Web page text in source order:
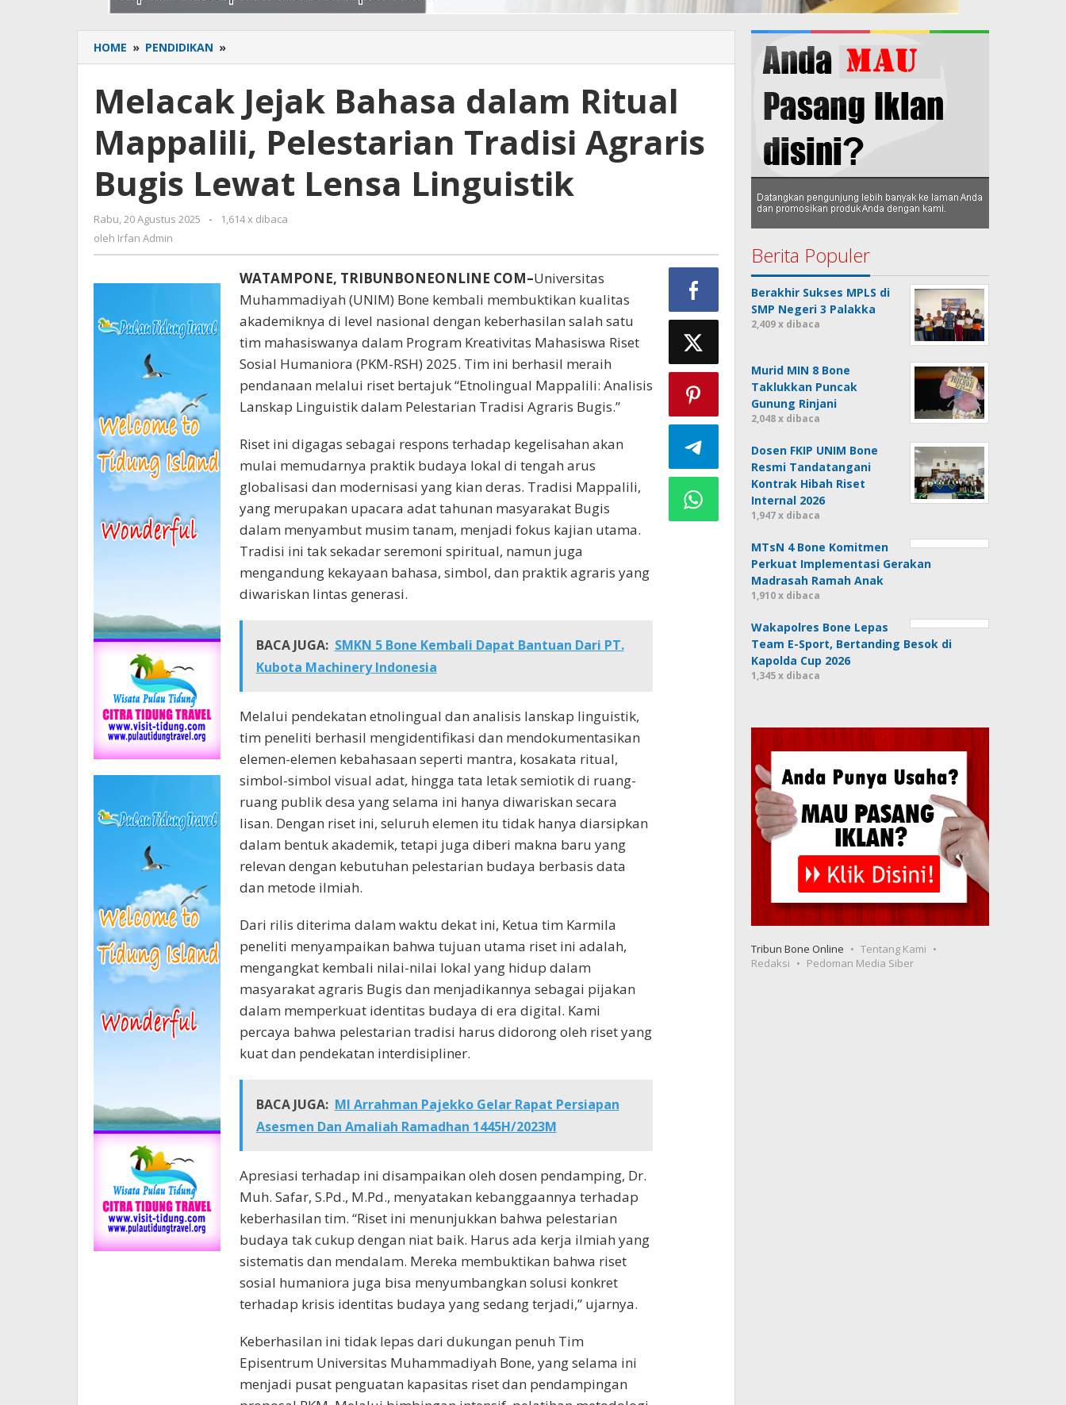
HOME » PENDIDIKAN »
Jejak
dalam
Ritual
Mappalili,
Pelestarian
Tradisi
Agraris
Bugis
Lewat
Melacak Jejak Bahasa dalam Ritual
Mappalili, Pelestarian Tradisi Agraris
Bugis Lewat Lensa Linguistik
Rabu, 20 Agustus 2025
oleh
-
1,614 x dibaca
oleh Irfan Admin
WATAMPONE, TRIBUNBONEONLINE COM–Universitas
Muhammadiyah (UNIM) Bone kembali membuktikan kualitas
akademiknya di level nasional dengan keberhasilan salah satu
tim mahasiswanya dalam Program Kreativitas Mahasiswa Riset
Sosial Humaniora (PKM-RSH) 2025. Tim ini berhasil meraih
pendanaan melalui riset bertajuk “Etnolingual Mappalili: Analisis
Lanskap Linguistik dalam Pelestarian Tradisi Agraris Bugis.”
Riset ini digagas sebagai respons terhadap kegelisahan akan
mulai memudarnya praktik budaya lokal di tengah arus
globalisasi dan modernisasi yang kian deras. Tradisi Mappalili,
yang merupakan upacara adat tahunan masyarakat Bugis
dalam menyambut musim tanam, menjadi fokus kajian utama.
Tradisi ini tak sekadar seremoni spiritual, namun juga
mengandung kekayaan bahasa, simbol, dan praktik agraris yang
diwariskan lintas generasi.
BACA JUGA: SMKN 5 Bone Kembali Dapat Bantuan Dari PT.
Kubota Machinery Indonesia
Melalui pendekatan etnolingual dan analisis lanskap linguistik,
tim peneliti berhasil mengidentifikasi dan mendokumentasikan
elemen-elemen kebahasaan seperti mantra, kosakata ritual,
simbol-simbol visual adat, hingga tata letak semiotik di ruang-
ruang publik desa yang selama ini hanya diwariskan secara
lisan. Dengan riset ini, seluruh elemen itu tidak hanya diarsipkan
dalam bentuk akademik, tetapi juga diberi makna baru yang
relevan dengan kebutuhan pelestarian budaya berbasis data
dan metode ilmiah.
Dari rilis diterima dalam waktu dekat ini, Ketua tim Karmila
peneliti menyampaikan bahwa tujuan utama riset ini adalah,
mengangkat kembali nilai-nilai lokal yang hidup dalam
masyarakat agraris Bugis dan menjadikannya sebagai pijakan
dalam memperkuat identitas budaya di era digital. Kami
percaya bahwa pelestarian tradisi harus didorong oleh riset yang
kuat dan pendekatan interdisipliner.
BACA JUGA: MI Arrahman Pajekko Gelar Rapat Persiapan
Asesmen Dan Amaliah Ramadhan 1445H/2023M
Apresiasi terhadap ini disampaikan oleh dosen pendamping, Dr.
Muh. Safar, S.Pd., M.Pd., menyatakan kebanggaannya terhadap
keberhasilan tim. “Riset ini menunjukkan bahwa pelestarian
budaya tak cukup dengan niat baik. Harus ada kerja ilmiah yang
sistematis dan mendalam. Mereka membuktikan bahwa riset
sosial humaniora juga bisa menyumbangkan solusi konkret
terhadap krisis identitas budaya yang sedang terjadi,” ujarnya.
Keberhasilan ini tidak lepas dari dukungan penuh Tim
Episentrum Universitas Muhammadiyah Bone, yang selama ini
menjadi pusat penguatan kapasitas riset dan pendampingan
Berita Populer
Berakhir Sukses MPLS di
SMP Negeri 3 Palakka
2,409 x dibaca
Murid MIN 8 Bone
Taklukkan Puncak
Gunung Rinjani
2,048 x dibaca
Dosen FKIP UNIM Bone
Resmi Tandatangani
Kontrak Hibah Riset
Internal 2026
1,947 x dibaca
MTsN 4 Bone Komitmen
Perkuat Implementasi Gerakan
Madrasah Ramah Anak
1,910 x dibaca
Wakapolres Bone Lepas
Team E-Sport, Bertanding Besok di
Kapolda Cup 2026
1,345 x dibaca
Tribun Bone Online
Tentang Kami
Redaksi
Pedoman Media Siber